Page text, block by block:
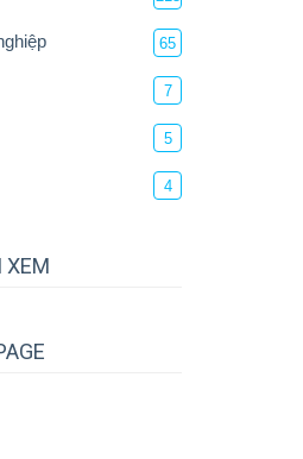
65
7
5
4
XEM